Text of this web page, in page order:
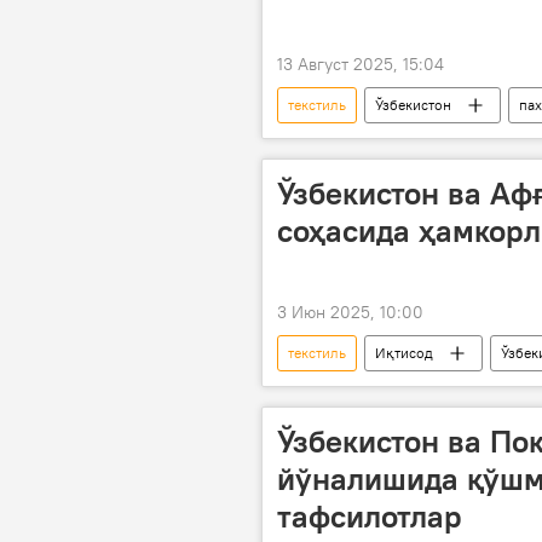
13 Август 2025, 15:04
текстиль Ўзбекистон
Ўзбекистон ва
соҳасида
3 Июн 2025, 10:00
текстиль Иқтисод
Савдо-саноат палатаси
Ўзбекистон ва
йўналишида
тафсилотлар